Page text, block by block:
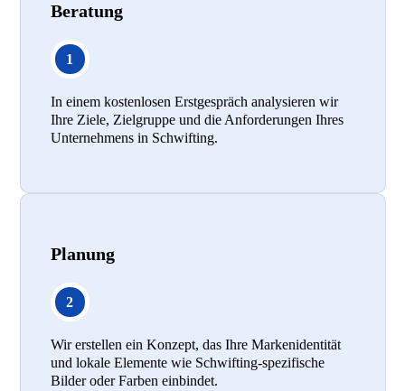
Beratung
In einem kostenlosen Erstgespräch analysieren wir
Ihre Ziele, Zielgruppe und die Anforderungen Ihres
Unternehmens in Schwifting.
Planung
Wir erstellen ein Konzept, das Ihre Markenidentität
und lokale Elemente wie Schwifting-spezifische
Bilder oder Farben einbindet.